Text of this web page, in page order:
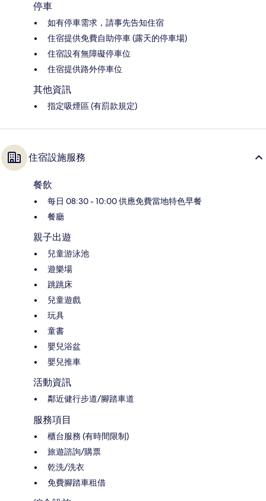
停車
如有停車需求，請事先告知住宿
住宿提供免費自助停車 (露天的停車場)
住宿設有無障礙停車位
住宿提供路外停車位
其他資訊
指定吸煙區 (有罰款規定)
住宿設施服務
餐飲
每日 08:30 - 10:00 供應免費當地特色早餐
餐廳
親子出遊
兒童游泳池
遊樂場
跳跳床
兒童遊戲
玩具
童書
嬰兒浴盆
嬰兒推車
活動資訊
鄰近健行步道/腳踏車道
服務項目
櫃台服務 (有時間限制)
旅遊諮詢/購票
乾洗/洗衣
免費腳踏車租借